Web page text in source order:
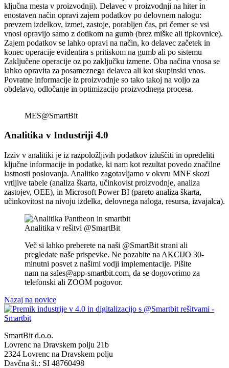
ključna mesta v proizvodnji). Delavec v proizvodnji na hiter in
enostaven način opravi zajem podatkov po delovnem nalogu:
prevzem izdelkov, izmet, zastoje, porabljen čas, pri čemer se vsi
vnosi opravijo samo z dotikom na gumb (brez miške ali tipkovnice).
Zajem podatkov se lahko opravi na način, ko delavec začetek in
konec operacije evidentira s pritiskom na gumb ali po sistemu
Zaključene operacije oz po zaključku izmene. Oba načina vnosa se
lahko opravita za posameznega delavca ali kot skupinski vnos.
Povratne informacije iz proizvodnje so tako takoj na voljo za
obdelavo, odločanje in optimizacijo proizvodnega procesa.
MES@SmartBit
Analitika v Industriji 4.0
Izziv v analitiki je iz razpoložljivih podatkov izluščiti in opredeliti
ključne informacije in podatke, ki nam kot rezultat povedo značilne
lastnosti poslovanja. Analitko zagotavljamo v okvru MNF skozi
vrtljive tabele (analiza škarta, učinkovist proizvodnje, analiza
zastojev, OEE), in Microsoft Power BI (pareto analiza škarta,
učinkovitost na nivoju izdelka, delovnega naloga, resursa, izvajalca).
Analitika v rešitvi @SmartBit
Več si lahko preberete na naši @SmartBit strani ali
pregledate naše prispevke. Ne pozabite na AKCIJO 30-
minutni posvet z našimi vodji implementacije. Pišite
nam na sales@app-smartbit.com, da se dogovorimo za
telefonski ali ZOOM pogovor.
Nazaj na novice
SmartBit d.o.o.
Lovrenc na Dravskem polju 21b
2324 Lovrenc na Dravskem polju
Davčna št.: SI 48760498